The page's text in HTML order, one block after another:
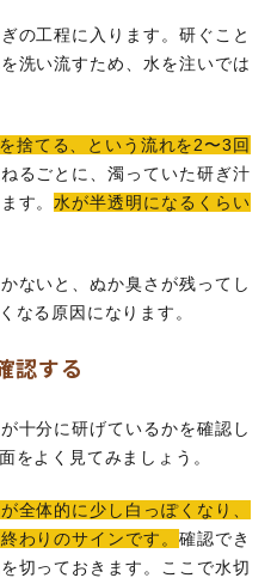
の工程に入ります。研ぐこと
洗い流すため、水を注いでは
捨てる、という流れを2〜3回
るごとに、濁っていた研ぎ汁
す。水が半透明になるくらい
ないと、ぬか臭さが残ってし
なる原因になります。
認する
十分に研げているかを確認し
をよく見てみましょう。
全体的に少し白っぽくなり、
わりのサインです。 確認でき
切っておきます。ここで水切